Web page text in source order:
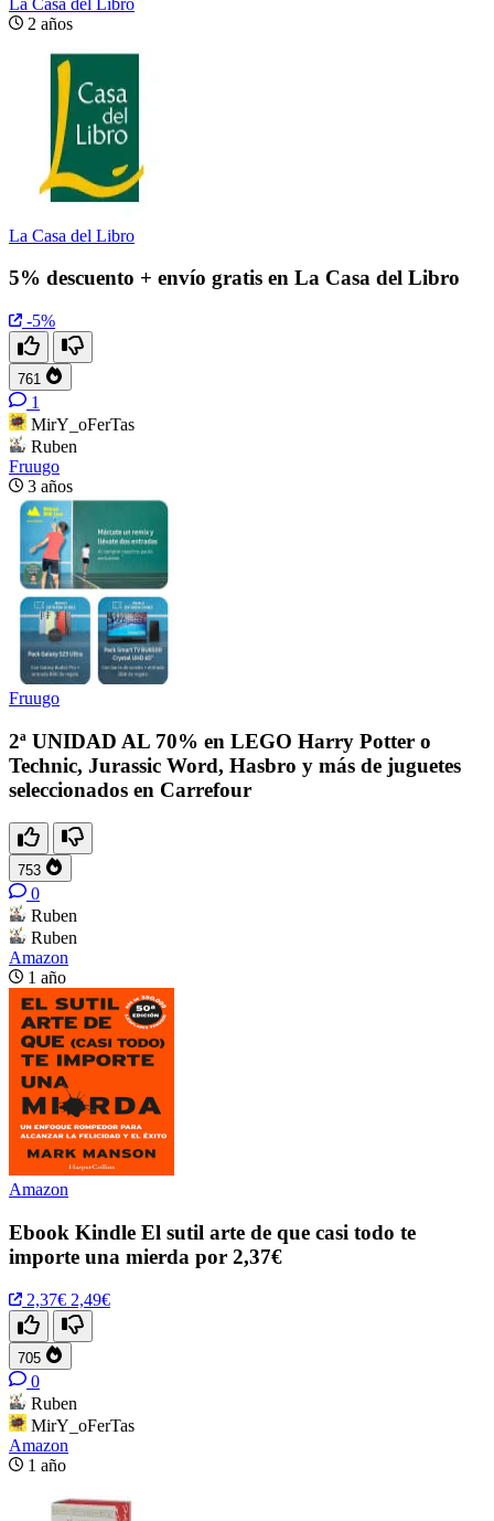
2 años
La Casa del Libro
5% descuento + envío gratis en La Casa del Libro
-5%
761
1
MirY_oFerTas
Ruben
Fruugo
3 años
Fruugo
2ª UNIDAD AL 70% en LEGO Harry Potter o
Technic, Jurassic Word, Hasbro y más de juguetes
seleccionados en Carrefour
753
0
Ruben
Ruben
Amazon
1 año
Amazon
Ebook Kindle El sutil arte de que casi todo te
importe una mierda por 2,37€
2,37€ 2,49€
705
0
Ruben
MirY_oFerTas
Amazon
1 año